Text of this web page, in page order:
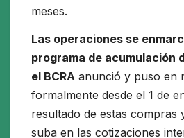
meses.
Las operaciones se
programa de acumulación
el BCRA anunció y puso en
formalmente desde el 1 de
resultado de estas compras
suba en las cotizaciones